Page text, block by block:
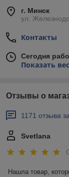
г. Минск
ул.
Контакты
Сегодня
Показать
Отзывы о
1171 отзыва
Svetlana
Нашла товар,